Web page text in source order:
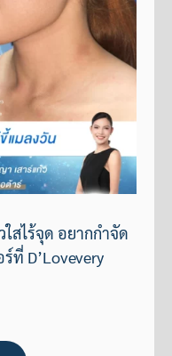
ใสไร้จุด อยากกำจัด
ที่ D’Lovevery